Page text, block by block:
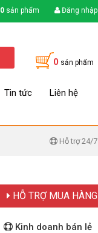
0 sản phẩm Đăng nhập
0 sản phẩm
Tin tức
Liên hệ
Hỗ trợ 24/7
HỖ TRỢ MUA HÀNG
Kinh doanh bán lẻ